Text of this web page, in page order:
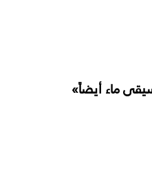
ماء أيضاً»